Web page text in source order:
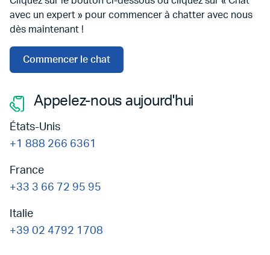
avec un expert » pour commencer à chatter avec nous
dès maintenant !
Commencer le chat
Appelez-nous aujourd'hui
États-Unis
+1 888 266 6361
France
+33 3 66 72 95 95
Italie
+39 02 4792 1708